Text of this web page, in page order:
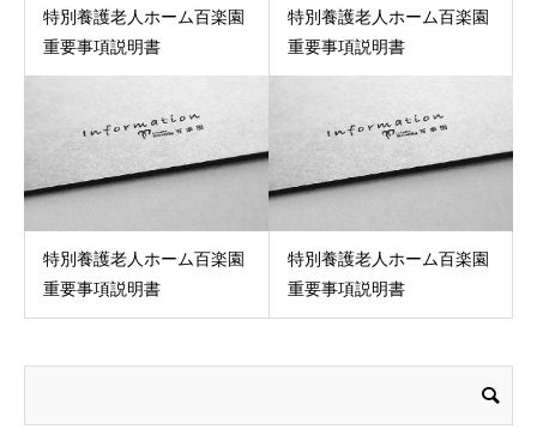
特別養護老人ホーム百楽園
重要事項説明書
特別養護老人ホーム百楽園
重要事項説明書
特別養護老人ホーム百楽園
重要事項説明書
特別養護老人ホーム百楽園
重要事項説明書